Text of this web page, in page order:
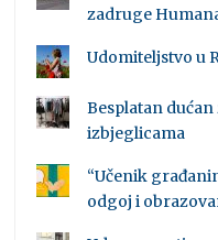
zadruge
Udomiteljstvo u
Besplatan
izbjeglicama
“Učenik
odgoj i